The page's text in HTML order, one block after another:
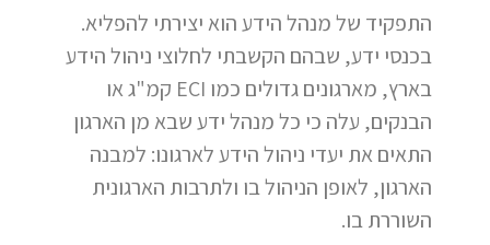
התפקיד של מנהל הידע הוא יצירתי להפליא.
בכנסי ידע, שבהם הקשבתי לחלוצי ניהול הידע
בארץ, מארגונים גדולים כמו ECI קמ"ג או
הבנקים, עלה כי כל מנהל ידע שבא מן הארגון
התאים את יעדי ניהול הידע לארגונו: למבנה
הארגון, לאופן הניהול בו ולתרבות הארגונית
השוררת בו.